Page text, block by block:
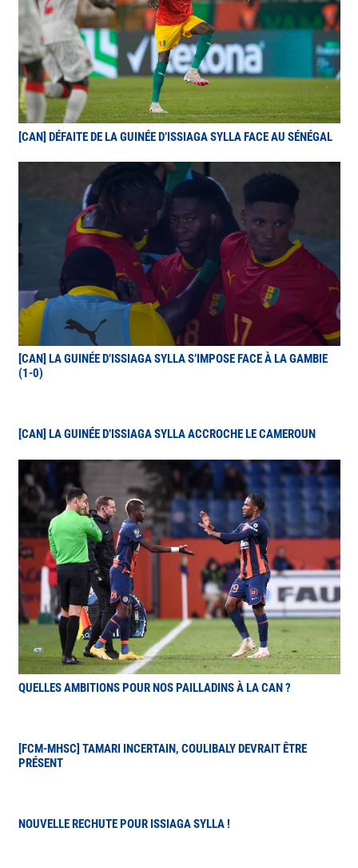
[CAN] DÉFAITE DE LA GUINÉE D’ISSIAGA SYLLA FACE AU SÉNÉGAL
[CAN] LA GUINÉE D’ISSIAGA SYLLA S’IMPOSE FACE À LA GAMBIE
(1-0)
[CAN] LA GUINÉE D’ISSIAGA SYLLA ACCROCHE LE CAMEROUN
QUELLES AMBITIONS POUR NOS PAILLADINS À LA CAN ?
[FCM-MHSC] TAMARI INCERTAIN, COULIBALY DEVRAIT ÊTRE
PRÉSENT
NOUVELLE RECHUTE POUR ISSIAGA SYLLA !